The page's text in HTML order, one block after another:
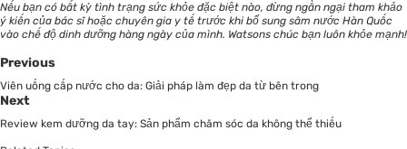
Nếu bạn có bất kỳ tình trạng sức khỏe đặc biệt nào, đừng ngần ngại tham khảo
ý kiến của bác sĩ hoặc chuyên gia y tế trước khi bổ sung sâm nước Hàn Quốc
vào chế độ dinh dưỡng hàng ngày của mình. Watsons chúc bạn luôn khỏe mạnh!
Previous
Viên uống cấp nước cho da: Giải pháp làm đẹp da từ bên trong
Next
Review kem dưỡng da tay: Sản phẩm chăm sóc da không thể thiếu